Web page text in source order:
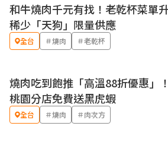
和牛燒肉千元有找！老乾杯菜單
稀少「天狗」限量供應
全台 ＃燒肉 ＃老乾杯
優惠
燒肉吃到飽推「高溫88折優惠」
桃園分店免費送黑虎蝦
全台 ＃燒肉 ＃肉次方